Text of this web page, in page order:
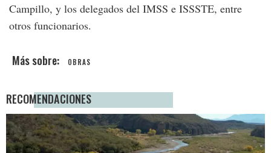
Campillo, y los delegados del IMSS e ISSSTE, entre
otros funcionarios.
OBRAS
RECOMENDACIONES